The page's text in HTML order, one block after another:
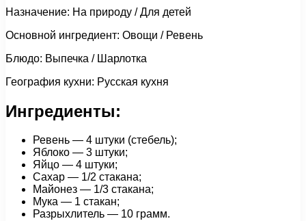
Назначение: На природу / Для детей
Основной ингредиент: Овощи / Ревень
Блюдо: Выпечка / Шарлотка
География кухни: Русская кухня
Ингредиенты:
Ревень — 4 штуки (стебель);
Яблоко — 3 штуки;
Яйцо — 4 штуки;
Сахар — 1/2 стакана;
Майонез — 1/3 стакана;
Мука — 1 стакан;
Разрыхлитель — 10 грамм.